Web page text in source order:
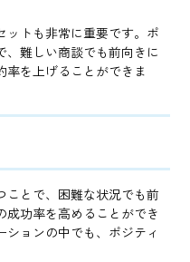
ットも非常に重要です。ポ
、難しい商談でも前向きに
率を上げることができま
ことで、困難な状況でも前
成功率を高めることができ
ョンの中でも、ポジティ